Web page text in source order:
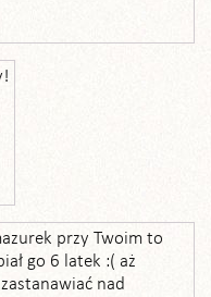
przy Twoim to
go 6 latek :( aż
nad